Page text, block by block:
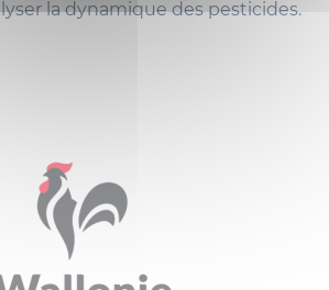
la dynamique des pesticides.